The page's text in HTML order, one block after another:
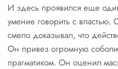
И здесь проявился еще
умение говорить с властью.
смело доказывал, что
Он привез огромную
прагматиком. Он оценил